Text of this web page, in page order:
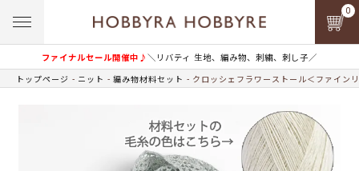
ファイナルセール開催中♪＼リバティ 生地、編み物、刺繍、刺し子／
0
トップページ ニット 編み物材料セット クロッシェフラワーストール＜ファイン